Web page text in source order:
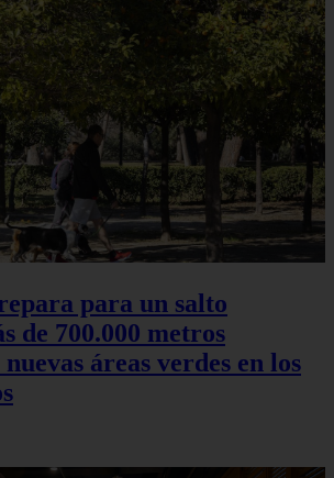
para un salto
de 700.000 metros
áreas verdes en los